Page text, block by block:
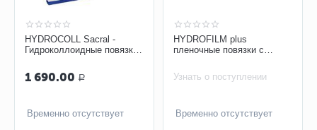
HYDROCOLL Sacral -
Гидроколлоидные повязки
см, 1 шт
1 690.00 Р
Временно отсутствует
HYDROFILM plus
пленочные повязки с
5х7,2см
Узнать о поступлении
Временно отсутствует